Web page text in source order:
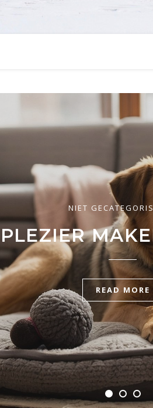
NIET
READ MORE
FINANCIËN
VAN
NAAR
READ MORE
READ MORE